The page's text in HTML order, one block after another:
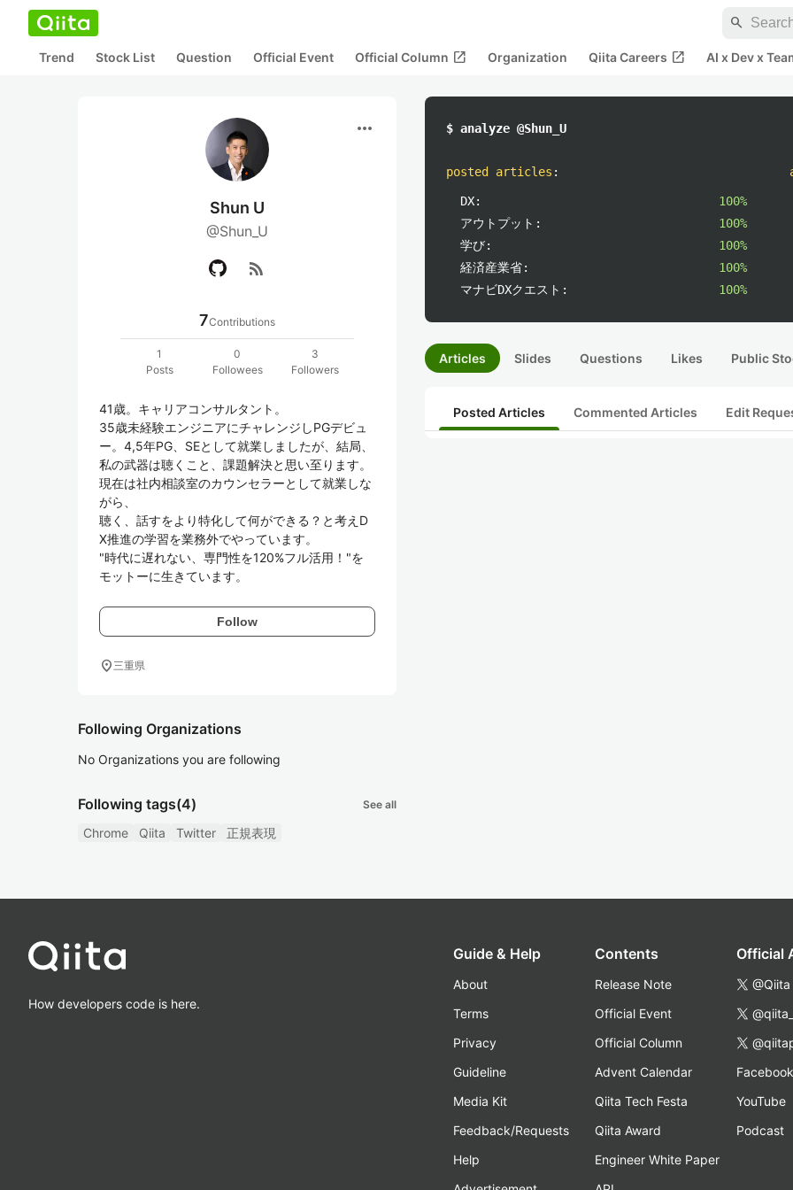
search
Trend Stock List Question Official Event Official Column open_in_new Organization Qiita Careers open_in_new AI x Dev x
more_horiz
Shun U
@Shun_U
rss_feed
7Contributions
1
Posts
0
Followees
3
Followers
41歳。キャリアコンサルタント。
35歳未経験エンジニアにチャレンジしPGデビュ
ー。4,5年PG、SEとして就業しましたが、結局、
私の武器は聴くこと、課題解決と思い至ります。
現在は社内相談室のカウンセラーとして就業しな
がら、
聴く、話すをより特化して何ができる？と考えD
X推進の学習を業務外でやっています。
"時代に遅れない、専門性を120%フル活用！"を
モットーに生きています。
Follow
location_on三重県
Following Organizations
No Organizations you are following
Following tags(4) See all
Chrome Qiita Twitter 正規表現
$ analyze @Shun_U
posted articles :
DX:
100%
アウトプット:
100%
学び:
100%
経済産業省:
100%
マナビDXクエスト:
100%
Articles Slides Questions Likes Public
Posted Articles Commented Articles Edit
How developers code is here.
Guide & Help
About
Terms
Privacy
Guideline
Media Kit
Feedback/Requests
Help
Contents
Release Note
Official Event
Official Column
Advent Calendar
Qiita Tech Festa
Qiita Award
Engineer White Paper
Official
@Qiita
Facebook
YouTube
Podcast